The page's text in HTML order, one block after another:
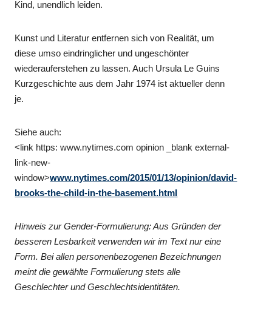
Kind, unendlich leiden.
Kunst und Literatur entfernen sich von Realität, um
diese umso eindringlicher und ungeschönter
wiederauferstehen zu lassen. Auch Ursula Le Guins
Kurzgeschichte aus dem Jahr 1974 ist aktueller denn
je.
Siehe auch:
<link https: www.nytimes.com opinion _blank external-
link-new-
window>www.nytimes.com/2015/01/13/opinion/david-
brooks-the-child-in-the-basement.html
Hinweis zur Gender-Formulierung: Aus Gründen der
besseren Lesbarkeit verwenden wir im Text nur eine
Form. Bei allen personenbezogenen Bezeichnungen
meint die gewählte Formulierung stets alle
Geschlechter und Geschlechtsidentitäten.